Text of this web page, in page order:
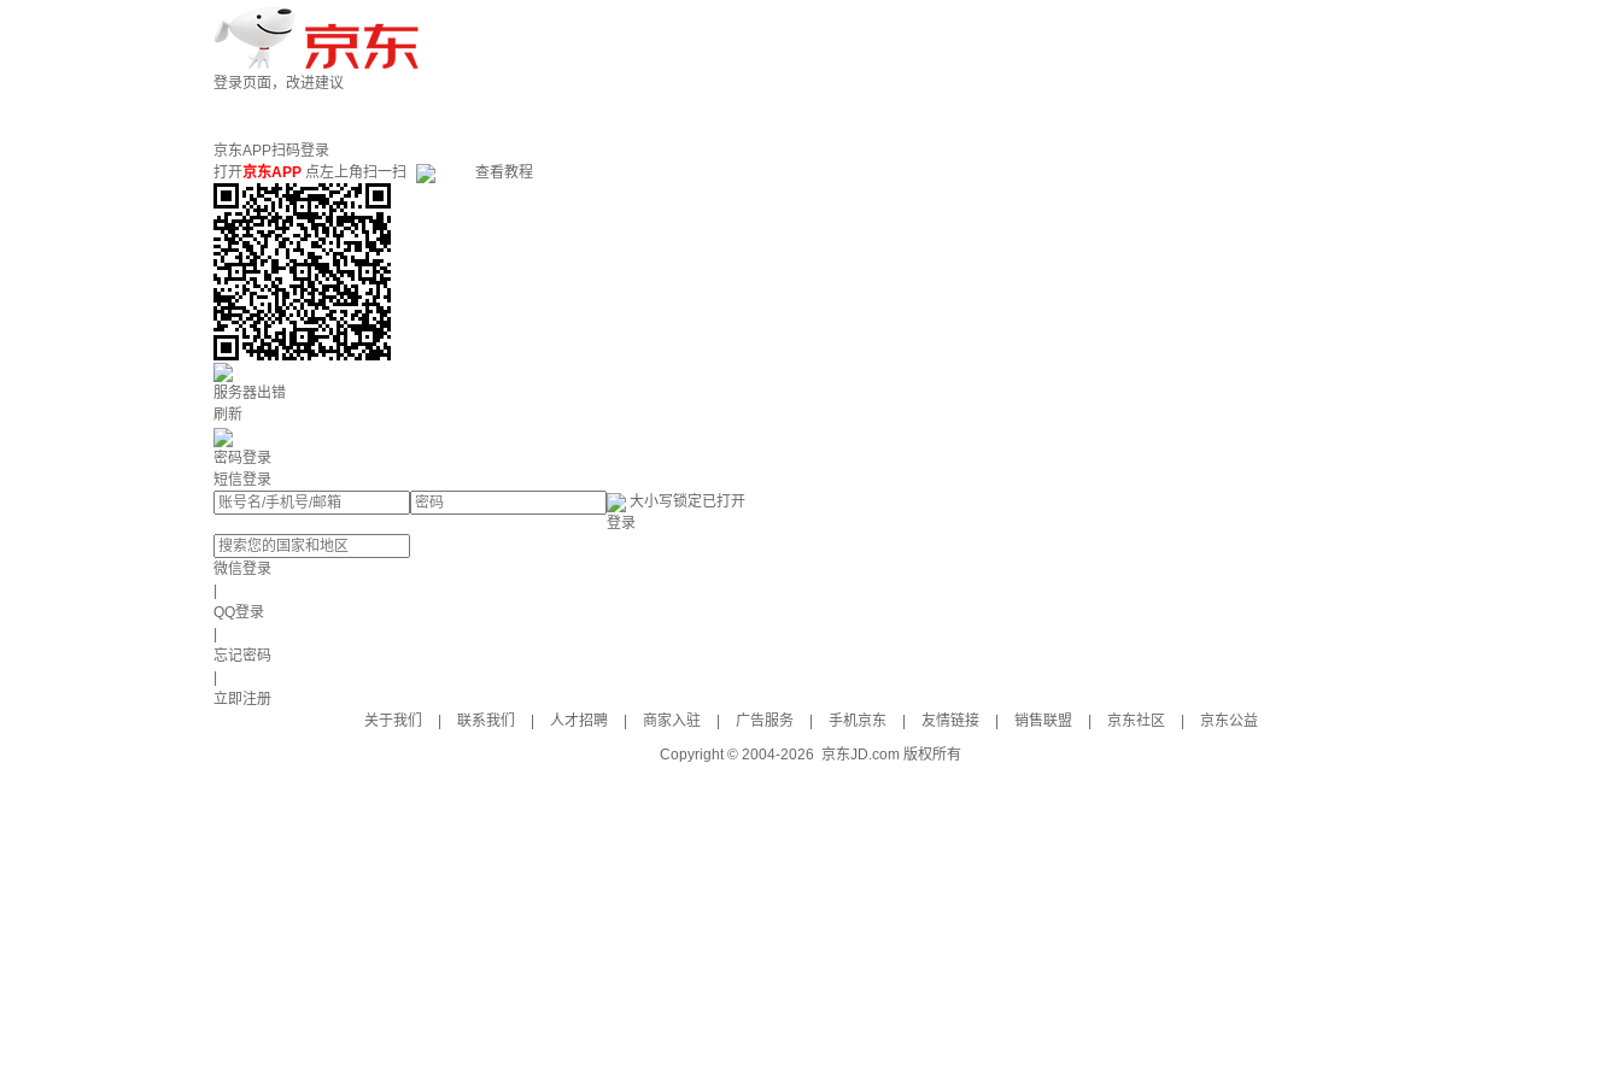
登录页面，改进建议
京东APP扫码登录
打开京东APP 点左上角扫一扫 查看教程
服务器出错
刷新
密码登录
短信登录
大小写锁定已打开
登录
微信登录
QQ登录
忘记密码
立即注册
关于我们
联系我们 人才招聘 商家入驻 广告服务 手机京东 友情链接 销售联盟 京东社区
京东公益
Copyright © 2004-2026 京东JD.com 版权所有